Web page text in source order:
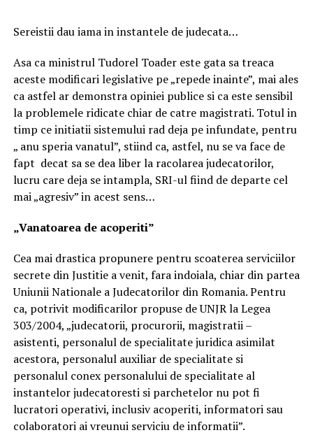
Sereistii dau iama in instantele de judecata…
Asa ca ministrul Tudorel Toader este gata sa treaca
aceste modificari legislative pe „repede inainte”, mai ales
ca astfel ar demonstra opiniei publice si ca este sensibil
la problemele ridicate chiar de catre magistrati. Totul in
timp ce initiatii sistemului rad deja pe infundate, pentru
„ anu speria vanatul”, stiind ca, astfel, nu se va face de
fapt decat sa se dea liber la racolarea judecatorilor,
lucru care deja se intampla, SRI-ul fiind de departe cel
mai „agresiv” in acest sens…
„Vanatoarea de acoperiti”
Cea mai drastica propunere pentru scoaterea serviciilor
secrete din Justitie a venit, fara indoiala, chiar din partea
Uniunii Nationale a Judecatorilor din Romania. Pentru
ca, potrivit modificarilor propuse de UNJR la Legea
303/2004, „judecatorii, procurorii, magistratii –
asistenti, personalul de specialitate juridica asimilat
acestora, personalul auxiliar de specialitate si
personalul conex personalului de specialitate al
instantelor judecatoresti si parchetelor nu pot fi
lucratori operativi, inclusiv acoperiti, informatori sau
colaboratori ai vreunui serviciu de informatii”.